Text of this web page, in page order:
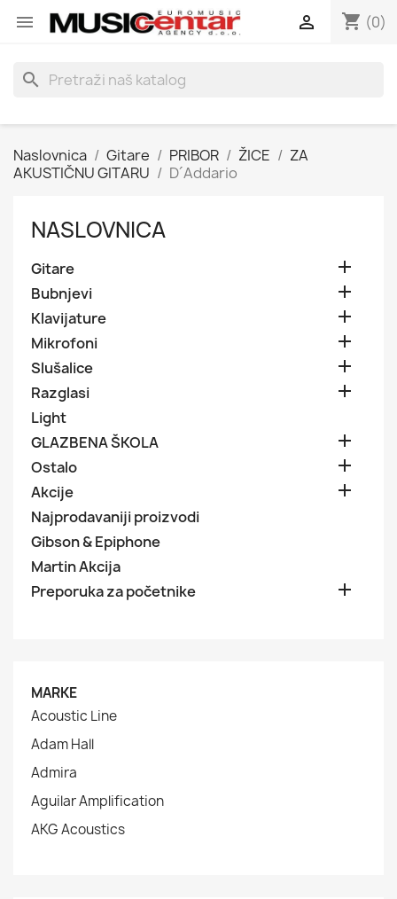
 shopping_cart (0)

search
Naslovnica Gitare PRIBOR ŽICE
ZA
AKUSTIČNU GITARU
D´Addario
NASLOVNICA
Gitare 
Bubnjevi 
Klavijature 
Mikrofoni 
Slušalice 
Razglasi 
Light
GLAZBENA ŠKOLA

Ostalo 
Akcije 
Najprodavaniji proizvodi
Gibson & Epiphone
Martin Akcija
Preporuka za početnike

MARKE
Acoustic Line
Adam Hall
Admira
Aguilar Amplification
AKG Acoustics